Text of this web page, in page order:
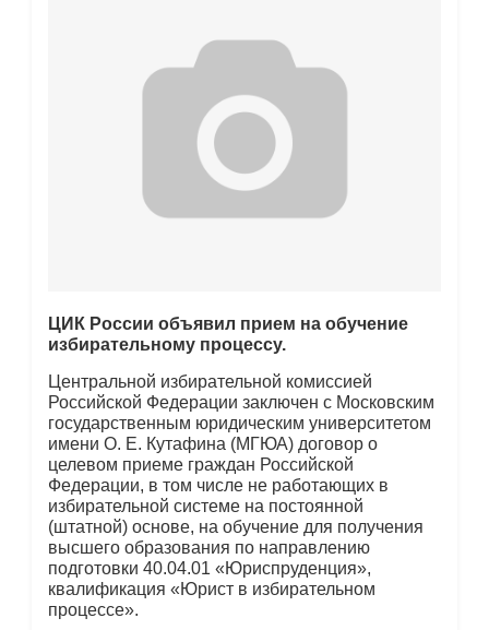
ЦИК России объявил прием на обучение
избирательному процессу.
Центральной избирательной комиссией
Российской Федерации заключен с Московским
государственным юридическим университетом
имени О. Е. Кутафина (МГЮА) договор о
целевом приеме граждан Российской
Федерации, в том числе не работающих в
избирательной системе на постоянной
(штатной) основе, на обучение для получения
высшего образования по направлению
подготовки 40.04.01 «Юриспруденция»,
квалификация «Юрист в избирательном
процессе».